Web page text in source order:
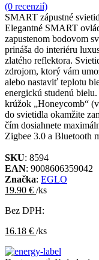
(0 recenzií)
SMART zápustné
Elegantné SMART
zapustenom bodovom
prináša do interiéru
zlatého reflektora.
zdrojom, ktorý vám
alebo nastaviť teplotu
energickú studenú
krúžok „Honeycomb“
do svietidla okamžite
čím dosiahnete
Zigbee 3.0 a Bluetooth
SKU: 8594
EAN: 9008606359042
Značka: EGLO
19.90 € /ks
Bez DPH:
16.18 € /ks